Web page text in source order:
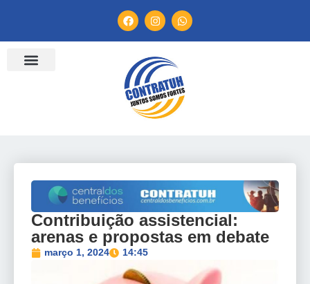
Contribuição assistencial:
arenas e propostas em debate
março 1, 2024 14:45